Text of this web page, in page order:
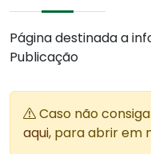
Página destinada a
Publicação
Caso não
aqui, para abrir em